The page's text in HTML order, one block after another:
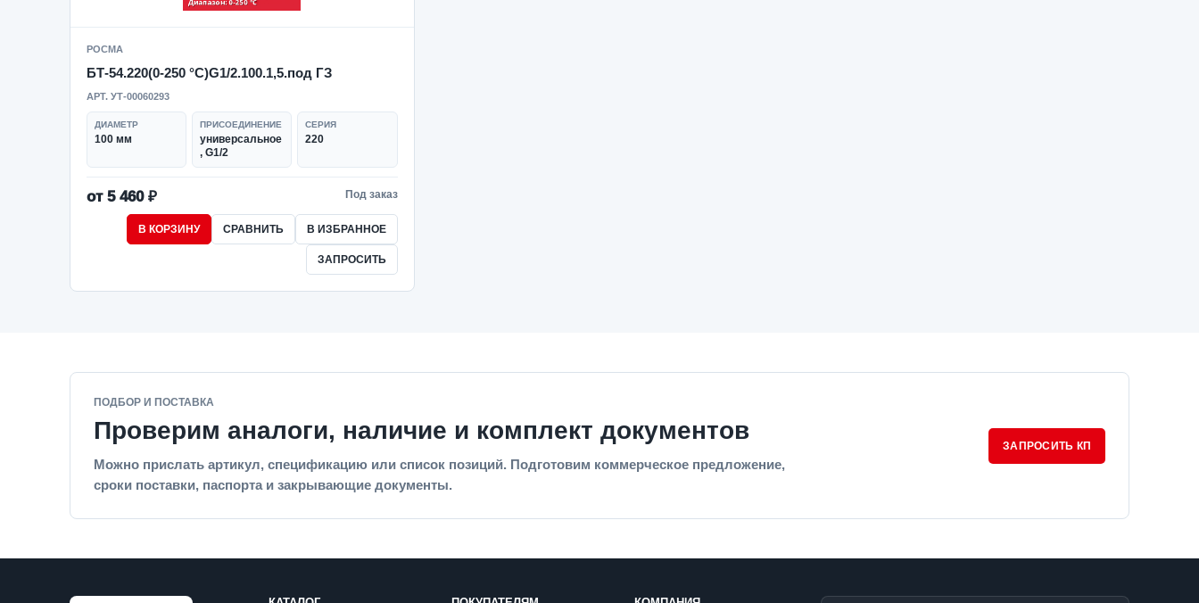
РОСМА
БТ-54.220(0-250 °C)G1/2.100.1,5.под ГЗ
АРТ. УТ-00060293
ДИАМЕТР
100 мм
ПРИСОЕДИНЕНИЕ
универсальное
, G1/2
СЕРИЯ
220
от 5 460 ₽ Под заказ
В КОРЗИНУ СРАВНИТЬ В ИЗБРАННОЕ
ЗАПРОСИТЬ
ПОДБОР И ПОСТАВКА
Проверим аналоги, наличие и комплект документов
Можно прислать артикул, спецификацию или список позиций. Подготовим коммерческое предложение,
сроки поставки, паспорта и закрывающие документы.
ЗАПРОСИТЬ КП